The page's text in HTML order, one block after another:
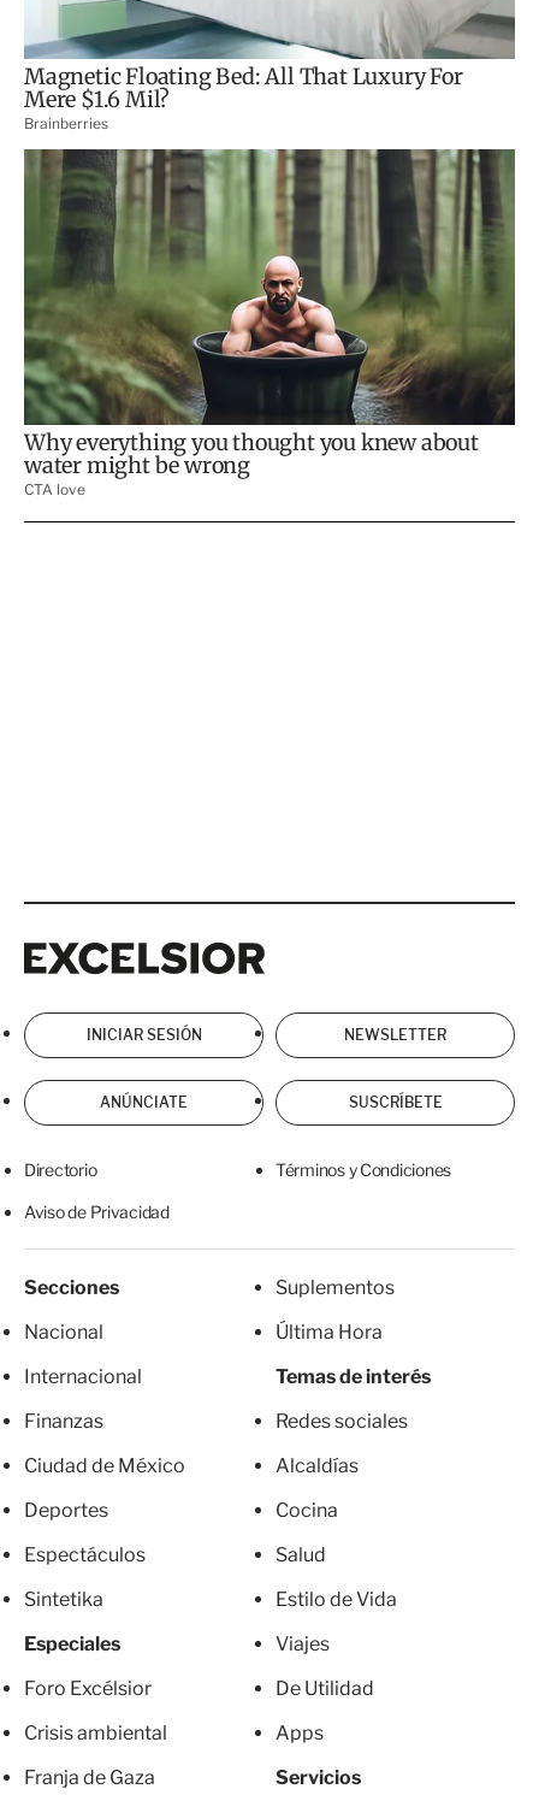
INICIAR SESIÓN NEWSLETTER
ANÚNCIATE SUSCRÍBETE
Directorio Términos y Condiciones
Aviso de Privacidad
Secciones
Nacional
Internacional
Finanzas
Ciudad de México
Deportes
Espectáculos
Sintetika
Especiales
Foro Excélsior
Crisis ambiental
Franja de Gaza
Suplementos
Última Hora
Temas de interés
Redes sociales
Alcaldías
Cocina
Salud
Estilo de Vida
Viajes
De Utilidad
Apps
Servicios